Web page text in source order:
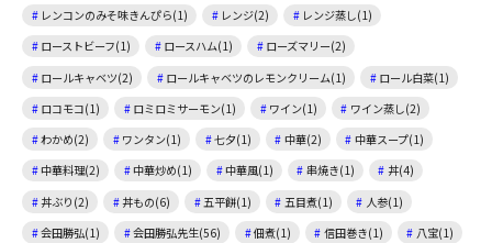
レンコンのみそ味きんぴら(1)
レンジ(2)
レンジ蒸し(1)
ローストビーフ(1)
ロースハム(1)
ローズマリー(2)
ロールキャベツ(2)
ロールキャベツのレモンクリーム(1)
ロール白菜(1)
ロコモコ(1)
ロミロミサーモン(1) ワイン(1)
ワイン蒸し(2)
わかめ(2)
ワンタン(1) 七夕(1) 中華(2)
中華スープ(1)
中華料理(2)
中華炒め(1) 中華風(1) 串焼き(1)
丼(4)
丼ぶり(2)
丼もの(6) 五平餅(1) 五目煮(1)
人参(1)
会田勝弘(1)
会田勝弘先生(56) 佃煮(1) 信田巻き(1)
八宝(1)